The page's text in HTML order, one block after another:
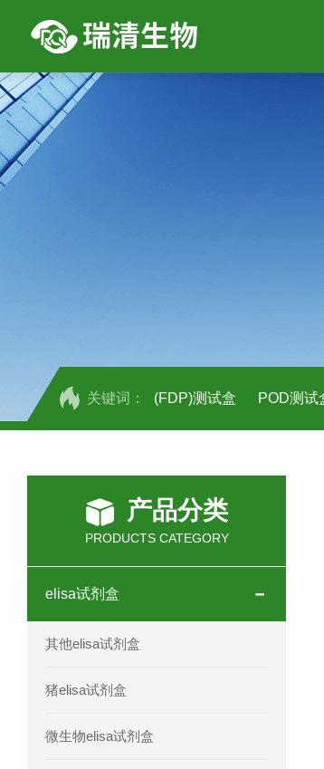
关键词： (FDP)测试盒 POD测试
人全式钴氨素
人鞘脂(SPH)elisa试剂盒现
人蓝氏贾第虫(GL)elisa试
人膳食纤维(TDF)elisa试
人疱疹病毒-6型感染
人囊尾蚴病抗体(CC
产品分类
PRODUCTS CATEGORY
elisa试剂盒
其他elisa试剂盒
猪elisa试剂盒
微生物elisa试剂盒